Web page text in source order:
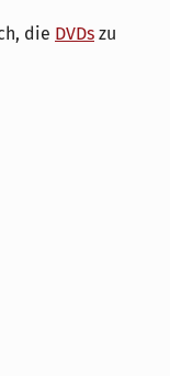
die DVDs zu